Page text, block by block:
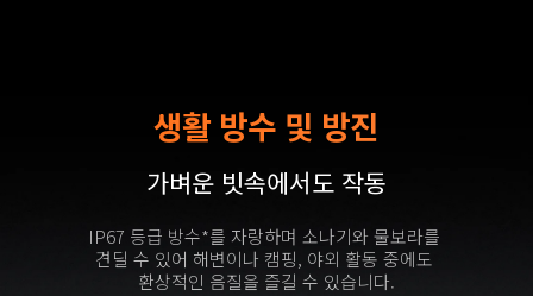
생활 방수 및 방진
가벼운 빗속에서도 작동
IP67 등급 방수*를 자랑하며 소나기와 물보라를
견딜 수 있어 해변이나 캠핑, 야외 활동 중에도
환상적인 음질을 즐길 수 있습니다.